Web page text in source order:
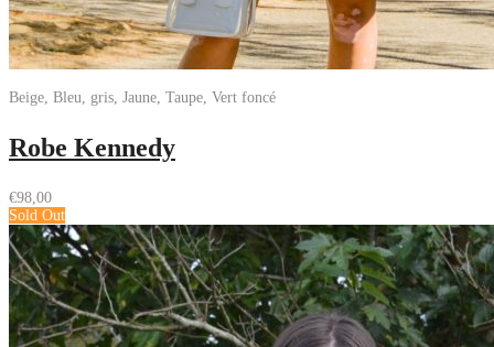
Beige, Bleu, gris, Jaune, Taupe, Vert foncé
Robe Kennedy
€98,00
Sold Out